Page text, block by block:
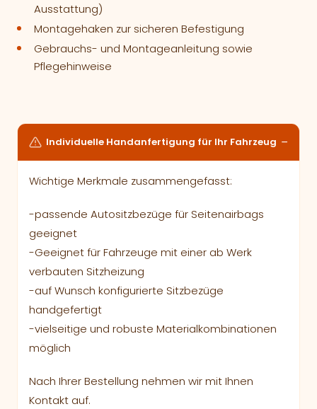
Ausstattung)
Montagehaken zur sicheren Befestigung
Gebrauchs- und Montageanleitung sowie
Pflegehinweise
Individuelle Handanfertigung für Ihr Fahrzeug
Wichtige Merkmale zusammengefasst:
-passende Autositzbezüge für Seitenairbags
geeignet
-Geeignet für Fahrzeuge mit einer ab Werk
verbauten Sitzheizung
-auf Wunsch konfigurierte Sitzbezüge
handgefertigt
-vielseitige und robuste Materialkombinationen
möglich
Nach Ihrer Bestellung nehmen wir mit Ihnen
Kontakt auf.